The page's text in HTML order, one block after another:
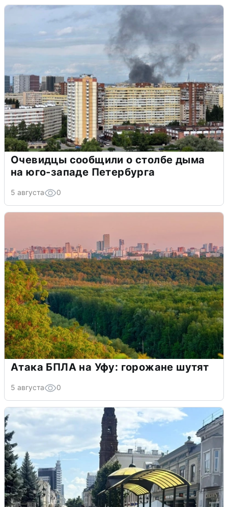
Очевидцы сообщили о столбе дыма
на юго-западе Петербурга
5 августа 0
Атака БПЛА на Уфу: горожане шутят
5 августа 0